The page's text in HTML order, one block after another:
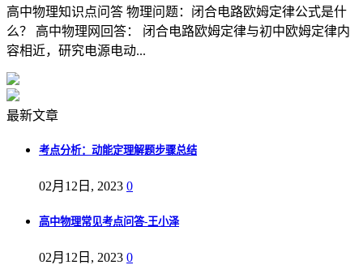
高中物理知识点问答 物理问题：闭合电路欧姆定律公式是什
么？ 高中物理网回答： 闭合电路欧姆定律与初中欧姆定律内
容相近，研究电源电动...
最新文章
考点分析：动能定理解题步骤总结
02月12日, 2023 0
高中物理常见考点问答-王小泽
02月12日, 2023 0